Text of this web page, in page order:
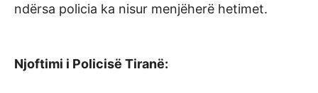
ndërsa policia ka nisur menjëherë hetimet.
Njoftimi i Policisë Tiranë: